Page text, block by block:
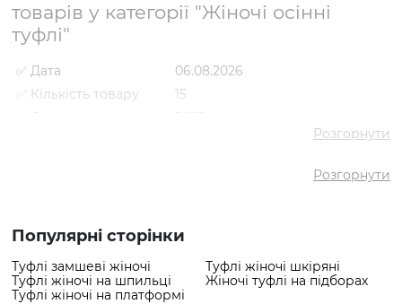
Популярні сторінки
Туфлі замшеві жіночі
Туфлі жіночі шкіряні
Туфлі жіночі на шпильці
Жіночі туфлі на підборах
Туфлі жіночі на платформі
товарів у категорії "Жіночі осінні
туфлі"
✅ Дата
06.08.2026
✅ Кількість товару
15
товар
- 3989 грн
Розгорнути
Розгорнути